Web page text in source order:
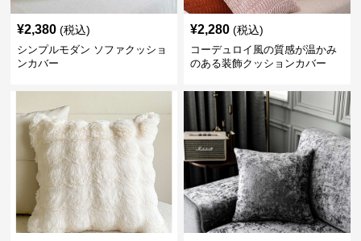
¥2,380 (税込)
シンプルモダン ソファクッショ
ンカバー
¥2,280 (税込)
コーデュロイ風の質感が温かみ
のある装飾クッションカバー